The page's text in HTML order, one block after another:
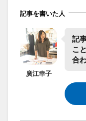
記事を書いた人
廣江幸子
記
こ
合